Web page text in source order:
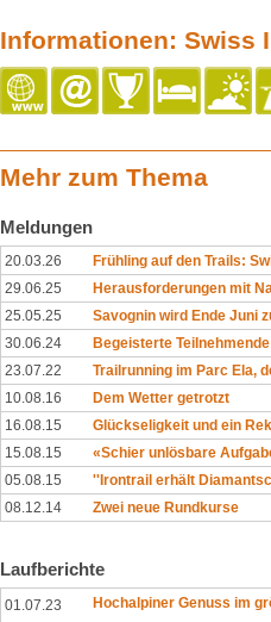
Informationen: Swiss
Mehr zum Thema
Meldungen
20.03.26
Frühling auf den Trails:
29.06.25
Herausforderungen mit
25.05.25
Savognin wird Ende Juni
30.06.24
Begeisterte
23.07.22
Trailrunning im Parc Ela,
10.08.16
Dem Wetter getrotzt
16.08.15
Glückseligkeit und ein
15.08.15
«Schier unlösbare
05.08.15
''Irontrail erhält
08.12.14
Zwei neue Rundkurse
Laufberichte
01.07.23 Hochalpiner Genuss im